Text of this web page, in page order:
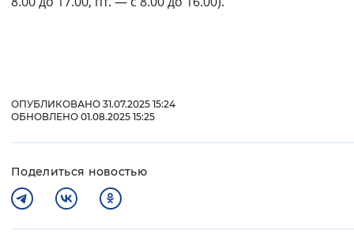
ОПУБЛИКОВАНО 31.07.2025 15:24
ОБНОВЛЕНО 01.08.2025 15:25
Поделиться новостью